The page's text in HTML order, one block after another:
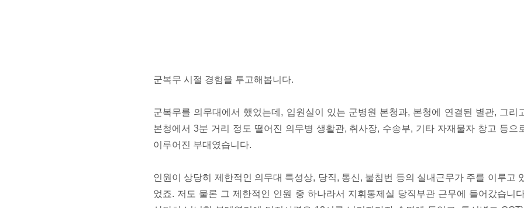
군복무 시절 경험을 투고해봅니다.
군복무를 의무대에서 했었는데, 입원실이 있는 군병원 본청과, 본청에 연결된 별관, 그리
본청에서 3분 거리 정도 떨어진 의무병 생활관, 취사장, 수송부, 기타 자재물자 창고 등으
이루어진 부대였습니다.
인원이 상당히 제한적인 의무대 특성상, 당직, 통신, 불침번 등의 실내근무가 주를 이루고
었죠. 저도 물론 그 제한적인 인원 중 하나라서 지휘통제실 당직부관 근무에 들어갔습니